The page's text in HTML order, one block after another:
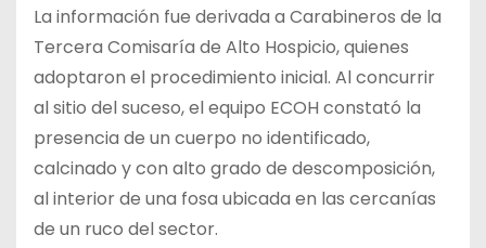
La información fue derivada a Carabineros de la
Tercera Comisaría de Alto Hospicio, quienes
adoptaron el procedimiento inicial. Al concurrir
al sitio del suceso, el equipo ECOH constató la
presencia de un cuerpo no identificado,
calcinado y con alto grado de descomposición,
al interior de una fosa ubicada en las cercanías
de un ruco del sector.